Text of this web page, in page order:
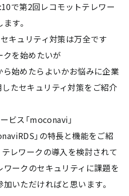
で第2回レコモットテレワー
す。
キュリティ対策は万全です
クを始めたいが
始めたらよいかお悩みに企業
たセキュリティ対策をご紹介
ビス「moconavi」
」の特長と機能をご紹
レワークの導入を検討されて
ークのセキュリティに課題を
いただければと思います。